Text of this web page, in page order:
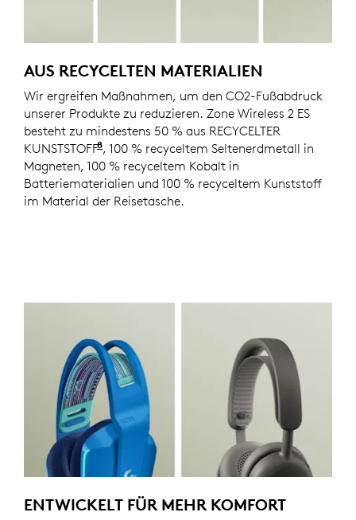
AUS RECYCELTEN MATERIALIEN
Wir ergreifen Maßnahmen, um den CO2-Fußabdruck
unserer Produkte zu reduzieren. Zone Wireless 2 ES
besteht zu mindestens 50 % aus RECYCELTER
KUNSTSTOFF8Ausgenommen Kunststoffe in der
, 100 % recyceltem Seltenerdmetall in
Magneten, 100 % recyceltem Kobalt in
Batteriematerialien und 100 % recyceltem Kunststoff
im Material der Reisetasche.
ENTWICKELT FÜR MEHR KOMFORT